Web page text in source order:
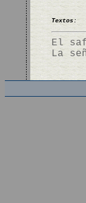
Textos:
El
La